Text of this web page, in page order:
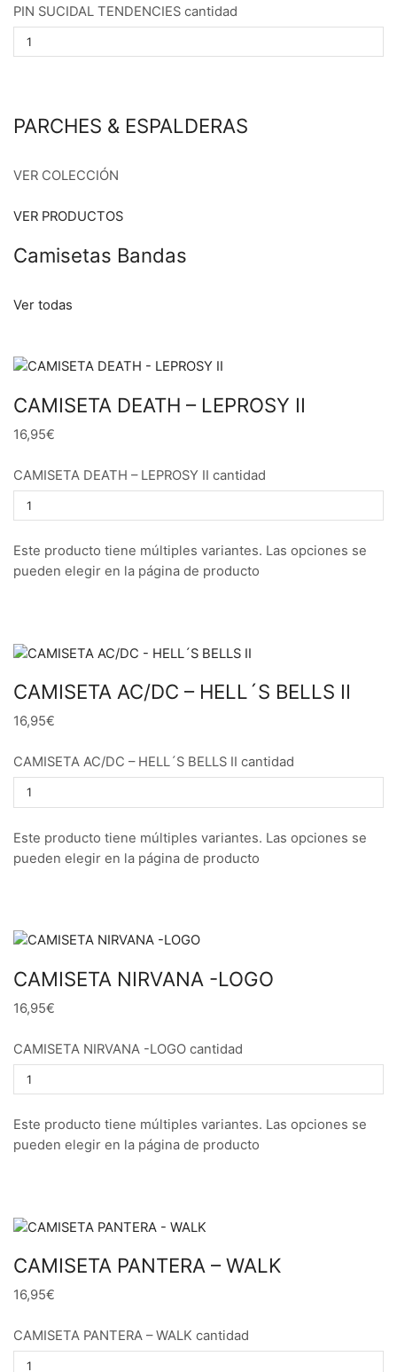
PIN SUCIDAL TENDENCIES cantidad
PARCHES & ESPALDERAS
VER COLECCIÓN
VER PRODUCTOS
Camisetas Bandas
Ver todas
CAMISETA DEATH – LEPROSY II
16,95€
CAMISETA DEATH – LEPROSY II cantidad
Este producto tiene múltiples variantes. Las opciones se
pueden elegir en la página de producto
CAMISETA AC/DC – HELL´S BELLS II
16,95€
CAMISETA AC/DC – HELL´S BELLS II cantidad
Este producto tiene múltiples variantes. Las opciones se
pueden elegir en la página de producto
CAMISETA NIRVANA -LOGO
16,95€
CAMISETA NIRVANA -LOGO cantidad
Este producto tiene múltiples variantes. Las opciones se
pueden elegir en la página de producto
CAMISETA PANTERA – WALK
16,95€
CAMISETA PANTERA – WALK cantidad